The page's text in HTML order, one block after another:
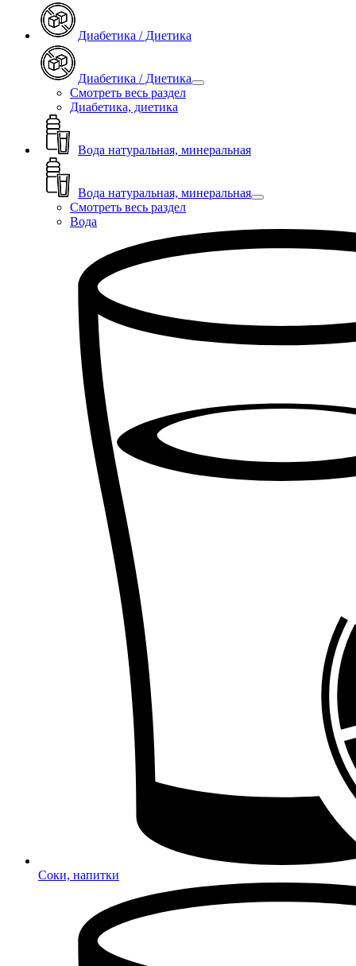
Диабетика / Диетика
Диабетика / Диетика
Смотреть весь раздел
Диабетика, диетика
Вода натуральная, минеральная
Вода натуральная, минеральная
Смотреть весь раздел
Вода
Соки, напитки